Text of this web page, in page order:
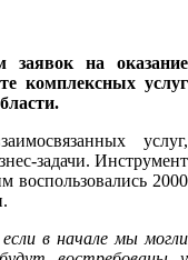
заявок на оказание
комплексных услуг
услуг,
задачи. Инструмент
воспользовались 2000
в начале мы могли